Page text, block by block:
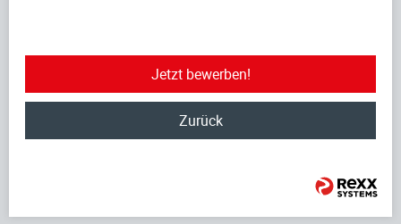
Jetzt bewerben!
Zurück